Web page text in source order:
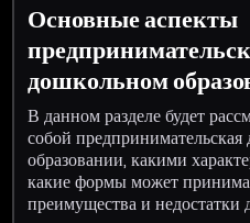
Основные аспекты
дошкольном
В данном разделе будет
собой
образовании, какими
какие формы может
преимущества и недостатки